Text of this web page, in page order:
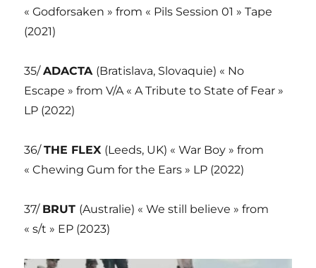
« Godforsaken » from « Pils Session 01 » Tape
(2021)
35/ADACTA (Bratislava, Slovaquie) « No
Escape » from V/A « A Tribute to State of Fear »
LP (2022)
36/THE FLEX (Leeds, UK) « War Boy » from
« Chewing Gum for the Ears » LP (2022)
37/ BRUT (Australie) « We still believe » from
« s/t » EP (2023)